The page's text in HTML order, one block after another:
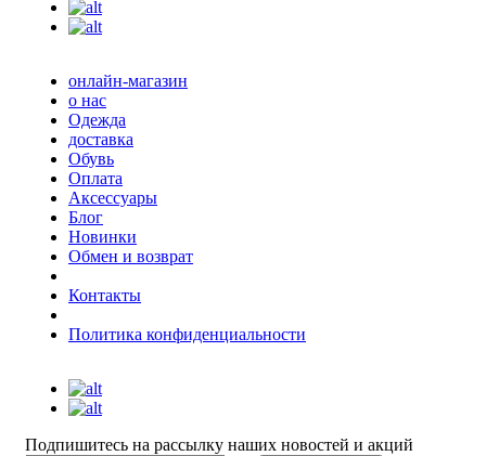
онлайн-магазин
о нас
Одежда
доставка
Обувь
Оплата
Аксессуары
Блог
Новинки
Обмен и возврат
Контакты
Политика конфиденциальности
Подпишитесь на рассылку наших новостей и акций